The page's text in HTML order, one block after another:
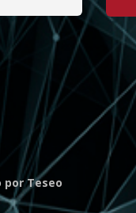
por Teseo